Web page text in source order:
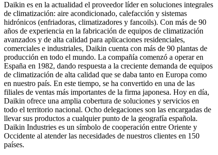
Daikin es en la actualidad el proveedor líder en soluciones integrales
de climatización: aire acondicionado, calefacción y sistemas
hidrónicos (enfriadoras, climatizadores y fancoils). Con más de 90
años de experiencia en la fabricación de equipos de climatización
avanzados y de alta calidad para aplicaciones residenciales,
comerciales e industriales, Daikin cuenta con más de 90 plantas de
producción en todo el mundo. La compañía comenzó a operar en
España en 1982, dando respuesta a la creciente demanda de equipos
de climatización de alta calidad que se daba tanto en Europa como
en nuestro país. En este tiempo, se ha convertido en una de las
filiales de ventas más importantes de la firma japonesa. Hoy en día,
Daikin ofrece una amplia cobertura de soluciones y servicios en
todo el territorio nacional. Ocho delegaciones son las encargadas de
llevar sus productos a cualquier punto de la geografía española.
Daikin Industries es un símbolo de cooperación entre Oriente y
Occidente al atender las necesidades de nuestros clientes en 150
países.